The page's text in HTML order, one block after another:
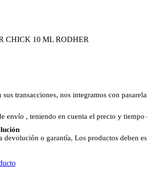
CHICK 10 ML RODHER
transacciones, nos integramos con
envío , teniendo en cuenta el precio y tiempo
devolución o garantía, Los productos deben